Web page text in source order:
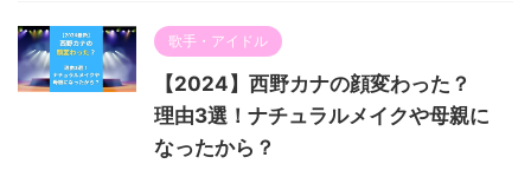
歌手・アイドル
【2024】西野カナの顔変わった？
理由3選！ナチュラルメイクや母親に
なったから？